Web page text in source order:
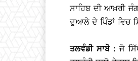
ਸਾਹਿਬ ਦੀ ਆਖ਼ਰੀ
ਦੁਆਲੇ ਦੇ ਪਿੰਡਾਂ ਵਿਚ
ਤਲਵੰਡੀ ਸਾਬੋ : ਜੋ